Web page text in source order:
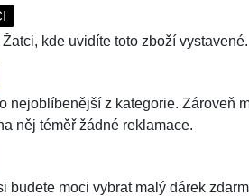
kde uvidíte toto zboží vystavené.
nejoblíbenější z kategorie. Zároveň
něj téměř žádné reklamace.
budete moci vybrat malý dárek